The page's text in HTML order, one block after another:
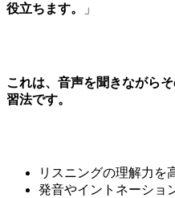
役立ちます。
」
これは、音声を聞きながら
習法です。
リスニングの理解力を
発音やイントネーショ